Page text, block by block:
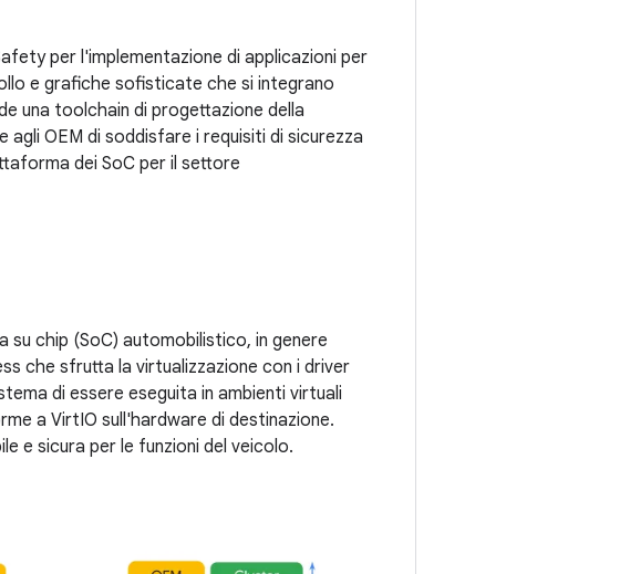
per l'implementazione di applicazioni per
e grafiche sofisticate che si integrano
una toolchain di progettazione della
OEM di soddisfare i requisiti di sicurezza
dei SoC per il settore
su chip (SoC) automobilistico, in genere
che sfrutta la virtualizzazione con i driver
di essere eseguita in ambienti virtuali
a VirtIO sull'hardware di destinazione.
e sicura per le funzioni del veicolo.